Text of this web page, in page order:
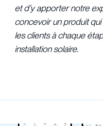
et d’y apporter notre
concevoir un produit
les clients à chaque
installation solaire.